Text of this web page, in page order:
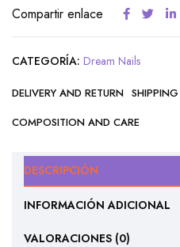
Compartir enlace
CATEGORÍA: Dream Nails
DELIVERY AND RETURN
COMPOSITION AND CARE
DESCRIPCIÓN
INFORMACIÓN ADICIONAL
VALORACIONES (0)